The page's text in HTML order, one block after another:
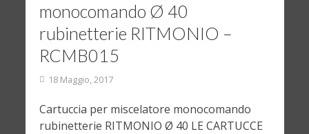
monocomando Ø 40
rubinetterie RITMONIO –
RCMB015
18 Maggio, 2017
Cartuccia per miscelatore monocomando
rubinetterie RITMONIO Ø 40 LE CARTUCCE